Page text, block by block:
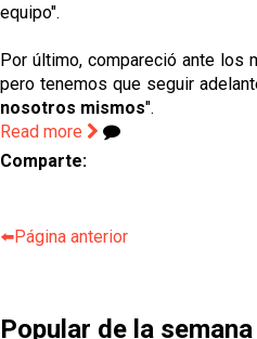
equipo".
Por último, compareció ante los
pero tenemos que seguir
nosotros mismos".
Read more
Comparte:
⬅️Página anterior
Popular de la semana